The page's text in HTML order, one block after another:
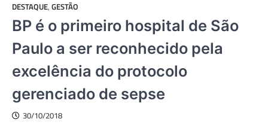
DESTAQUE, GESTÃO
BP é o primeiro hospital de São
Paulo a ser reconhecido pela
excelência do protocolo
gerenciado de sepse
30/10/2018